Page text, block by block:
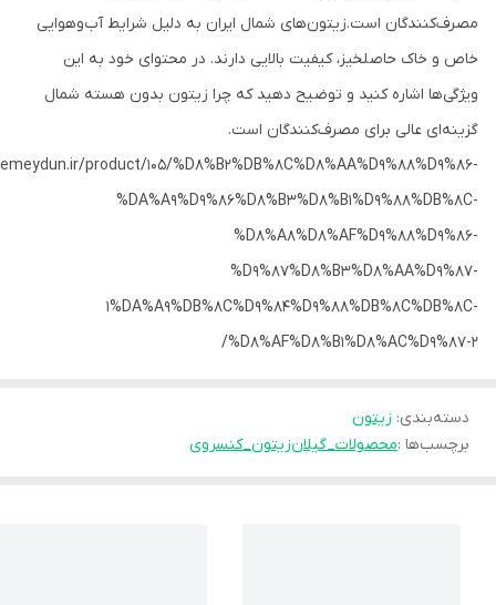
مصرف‌کنندگان است.زیتون‌های شمال ایران به دلیل شرایط آب‌وهوایی
خاص و خاک حاصلخیز، کیفیت بالایی دارند. در محتوای خود به این
ویژگی‌ها اشاره کنید و توضیح دهید که چرا زیتون بدون هسته شمال
گزینه‌ای عالی برای مصرف‌کنندگان است.
product/105/%D8%B2%DB%8C%D8%AA%D9%88%D9%86-
%DA%A9%D9%86%D8%B3%D8%B1%D9%88%DB%8C-
%D8%A8%D8%AF%D9%88%D9%86-
%D9%87%D8%B3%D8%AA%D9%87-
1%DA%A9%DB%8C%D9%84%D9%88%DB%8C%DB%8C-
%D8%AF%D8%B1%D8%AC%D9%87-2/
دسته‌بندی: زیتون
برچسب‌ها :محصولات_گیلانزیتون_کنسروی